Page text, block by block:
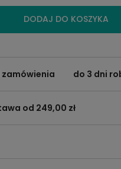
DODAJ DO KOSZYKA
do 3 dni
od 249,00 zł